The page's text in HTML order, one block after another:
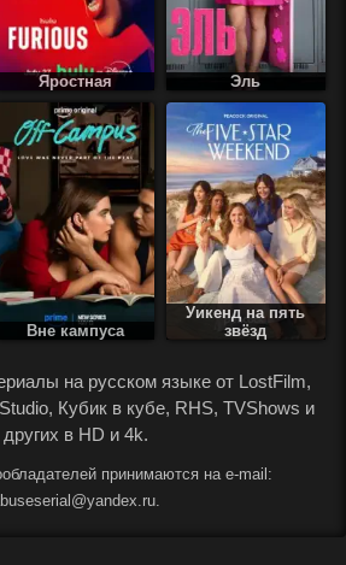
Яростная Эль
Вне кампуса
Уикенд на пять
звёзд
на русском языке от LostFilm,
Кубик в кубе, RHS, TVShows и
других в HD и 4k.
принимаются на e-mail: